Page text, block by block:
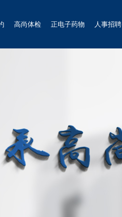
高尚体检 正电子药物 人事招聘